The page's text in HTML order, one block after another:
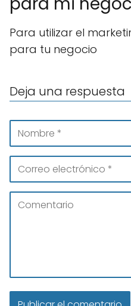
Para utilizar el
para tu negocio
Deja una respuesta